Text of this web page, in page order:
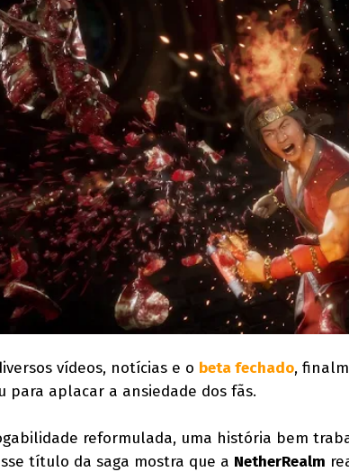
vídeos, notícias e o beta fechado,
para aplacar a ansiedade dos fãs.
reformulada, uma história bem
título da saga mostra que a NetherRealm